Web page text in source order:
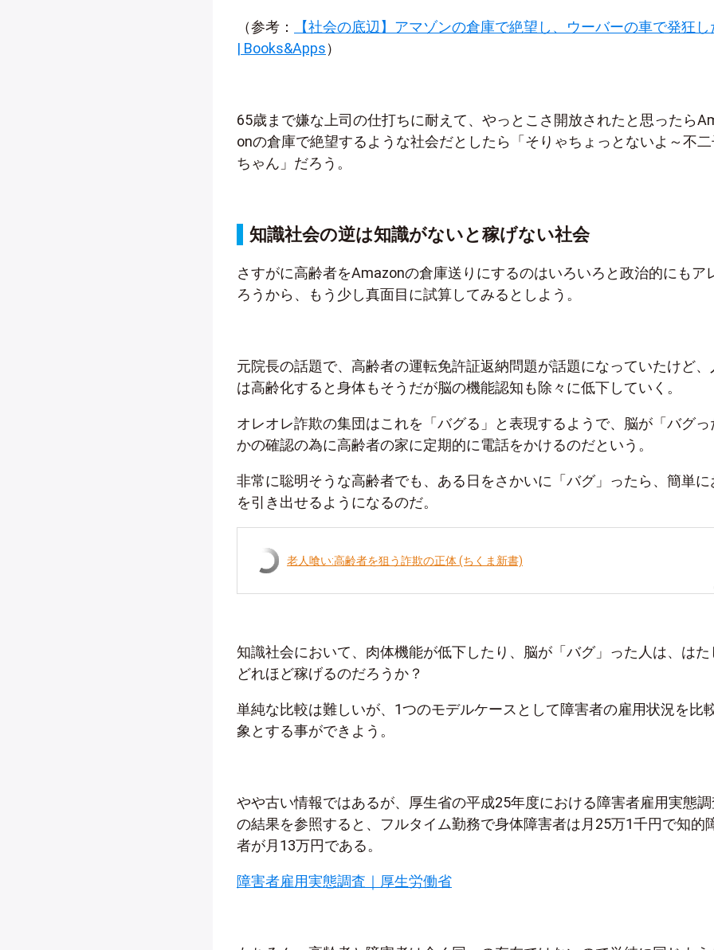
（参考：
【社会の底辺】アマゾンの倉庫で絶望し、ウーバーの車で発狂し
| Books&Apps）
65歳まで嫌な上司の仕打ちに耐えて、やっとこさ開放されたと思ったら
onの倉庫で絶望するような社会だとしたら「そりゃちょっとないよ～不二
ちゃん」だろう。
知識社会の逆は知識がないと稼げない社会
さすがに高齢者をAmazonの倉庫送りにするのはいろいろと政治的にもア
ろうから、もう少し真面目に試算してみるとしよう。
元院長の話題で、高齢者の運転免許証返納問題が話題になっていたけど、
は高齢化すると身体もそうだが脳の機能認知も除々に低下していく。
オレオレ詐欺の集団はこれを「バグる」と表現するようで、脳が「バグっ
かの確認の為に高齢者の家に定期的に電話をかけるのだという。
非常に聡明そうな高齢者でも、ある日をさかいに「バグ」ったら、簡単に
を引き出せるようになるのだ。
老人喰い:高齢者を狙う詐欺の正体 (ちくま新書)
知識社会において、肉体機能が低下したり、脳が「バグ」った人は、はた
どれほど稼げるのだろうか？
単純な比較は難しいが、1つのモデルケースとして障害者の雇用状況を比
象とする事ができよう。
やや古い情報ではあるが、厚生省の平成25年度における障害者雇用実態調
の結果を参照すると、フルタイム勤務で身体障害者は月25万1千円で知的
者が月13万円である。
障害者雇用実態調査｜厚生労働省